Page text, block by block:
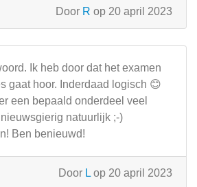
Door R op 20 april 2023
Ik heb door dat het examen
gaat hoor. Inderdaad logisch 😊
een bepaald onderdeel veel
natuurlijk ;-)
Ben benieuwd!
Door L op 20 april 2023